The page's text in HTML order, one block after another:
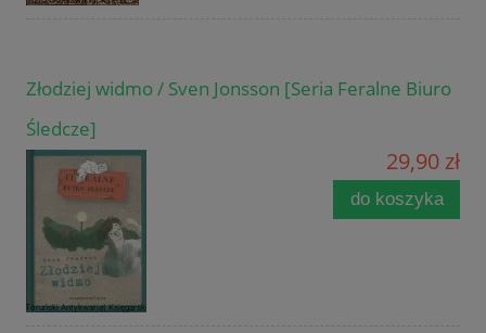
Złodziej widmo / Sven Jonsson [Seria Feralne Biuro
Śledcze]
29,90 zł
do koszyka